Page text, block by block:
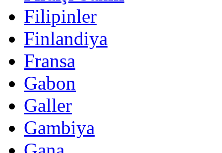
Filipinler
Finlandiya
Fransa
Gabon
Galler
Gambiya